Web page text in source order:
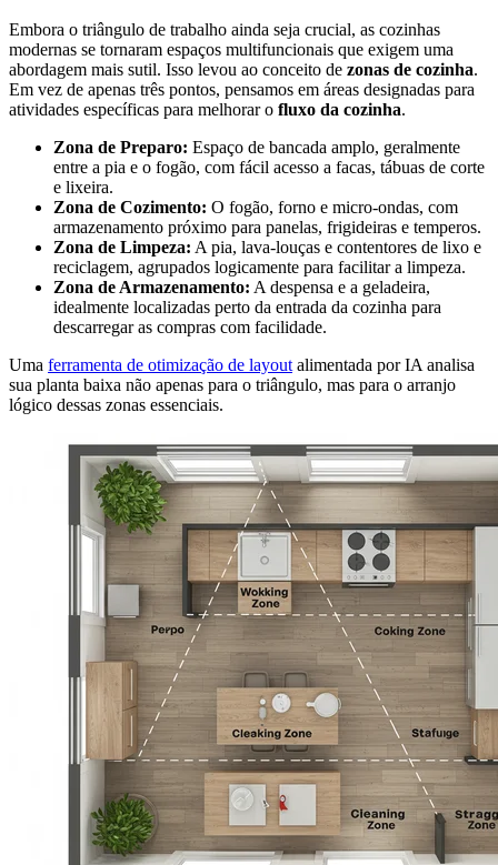
Embora o triângulo de trabalho ainda seja crucial, as cozinhas
modernas se tornaram espaços multifuncionais que exigem uma
abordagem mais sutil. Isso levou ao conceito de zonas de cozinha.
Em vez de apenas três pontos, pensamos em áreas designadas para
atividades específicas para melhorar o fluxo da cozinha.
Zona de Preparo: Espaço de bancada amplo, geralmente
entre a pia e o fogão, com fácil acesso a facas, tábuas de corte
e lixeira.
Zona de Cozimento: O fogão, forno e micro-ondas, com
armazenamento próximo para panelas, frigideiras e temperos.
Zona de Limpeza: A pia, lava-louças e contentores de lixo e
reciclagem, agrupados logicamente para facilitar a limpeza.
Zona de Armazenamento: A despensa e a geladeira,
idealmente localizadas perto da entrada da cozinha para
descarregar as compras com facilidade.
Uma ferramenta de otimização de layout alimentada por IA analisa
sua planta baixa não apenas para o triângulo, mas para o arranjo
lógico dessas zonas essenciais.